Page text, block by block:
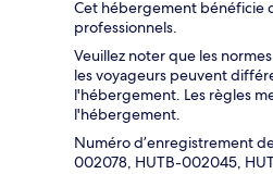
Cet hébergement bénéficie
professionnels.
Veuillez noter que les
les voyageurs peuvent
l'hébergement. Les règles
l'hébergement.
Numéro d’enregistrement
002078, HUTB-002045,